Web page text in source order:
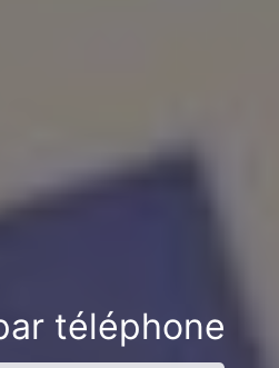
téléphone